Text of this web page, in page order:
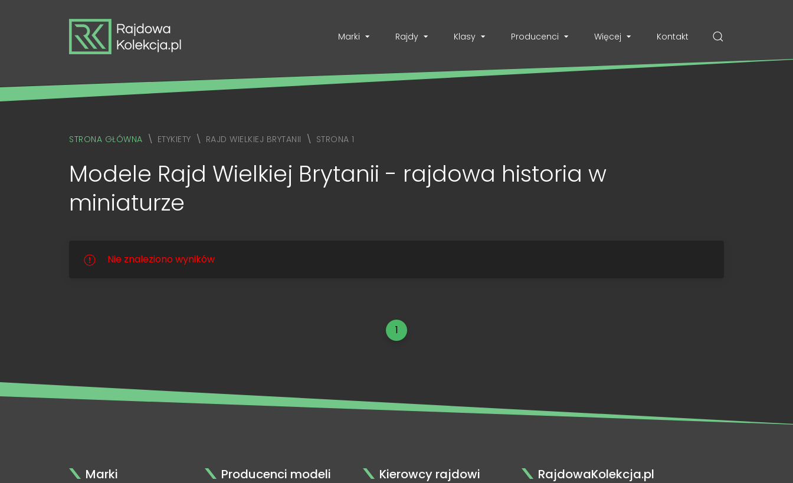
Marki Rajdy Klasy Producenci Więcej Kontakt
STRONA GŁÓWNA ETYKIETY RAJD WIELKIEJ BRYTANII STRONA 1
Modele Rajd Wielkiej Brytanii - rajdowa historia w
miniaturze
Nie znaleziono wyników
1
Marki Producenci modeli Kierowcy rajdowi RajdowaKolekcja.pl